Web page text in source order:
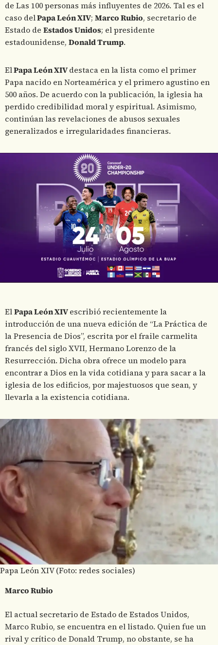
de Las 100 personas más influyentes de 2026. Tal es el
caso delPapa León XIV; Marco Rubio, secretario de
Estado de Estados Unidos; el presidente
estadounidense, Donald Trump.
ElPapa León XIVdestaca en la lista como el primer
Papa nacido en Norteamérica y el primero agustino en
500 años. De acuerdo con la publicación, la iglesia ha
perdido credibilidad moral y espiritual. Asimismo,
continúan las revelaciones de abusos sexuales
generalizados e irregularidades financieras.
ElPapa León XIVescribió recientemente la
introducción de una nueva edición de “La Práctica de
la Presencia de Dios”, escrita por el fraile carmelita
francés del siglo XVII, Hermano Lorenzo de la
Resurrección. Dicha obra ofrece un modelo para
encontrar a Dios en la vida cotidiana y para sacar a la
iglesia de los edificios, por majestuosos que sean, y
llevarla a la existencia cotidiana.
Papa León XIV (Foto: redes sociales)
Marco Rubio
El actual secretario de Estado de Estados Unidos,
Marco Rubio, se encuentra en el listado. Quien fue un
rival y crítico de Donald Trump, no obstante, se ha